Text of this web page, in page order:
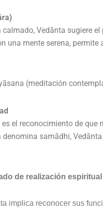
calmado, Vedānta sugiere
una mente serena,
(meditación
el reconocimiento de
denomina samādhi,
de realización espiritual
implica reconocer sus